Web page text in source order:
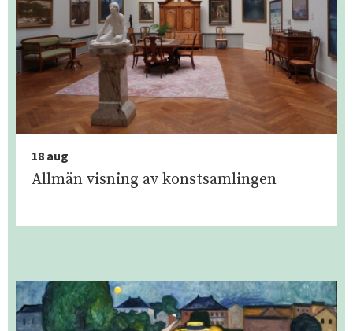
18 aug
Allmän visning av konstsamlingen